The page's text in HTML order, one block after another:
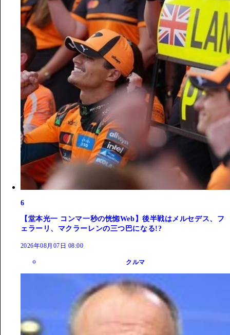
6
【堂本光一 コンマ一秒の恍惚Web】後半戦はメルセデス、フ
ェラーリ、マクラーレンの三つ巴になる!?
2026年08月07日 08:00
クルマ